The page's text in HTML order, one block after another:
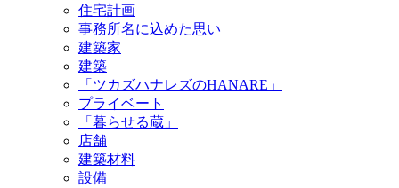
住宅計画
事務所名に込めた思い
建築家
建築
「ツカズハナレズのHANARE」
プライベート
「暮らせる蔵」
店舗
建築材料
設備